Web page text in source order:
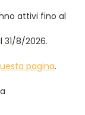
attivi fino al
8/2026.
pagina.